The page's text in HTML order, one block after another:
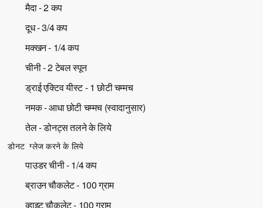
मैदा - 2 कप
दूध - 3/4 कप
मक्खन - 1/4 कप
चीनी - 2 टेबल स्पून
ड्राई एक्टिव यीस्ट - 1 छोटी चम्मच
नमक - आधा छोटी चम्मच (स्वादानुसार)
तेल - डोनट्स तलने के लिये
डोनट ग्लेज करने के लिये
पाउडर चीनी - 1/4 कप
ब्राउन चौकलेट - 100 ग्राम
व्हाइट चौकलेट - 100 ग्राम